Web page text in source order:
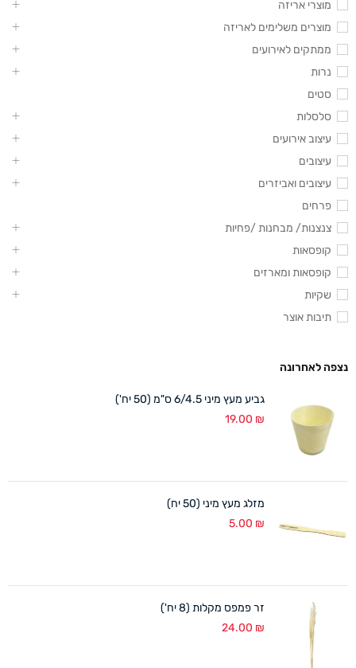
מוצרי אריזה
מוצרים משלימים לאריזה
ממתקים לאירועים
נרות
סטים
סלסלות
עיצוב אירועים
עיצובים
עיצובים ואביזרים
פרחים
צנצנות/ מבחנות /פחיות
קופסאות
קופסאות ומארזים
שקיות
תיבות אוצר
נצפה לאחרונה
גביע מעץ מיני 6/4.5 ס"מ (50 יח')
19.00 ₪
מזלג מעץ מיני (50 יח)
5.00 ₪
זר פמפס מקלות (8 יח')
24.00 ₪